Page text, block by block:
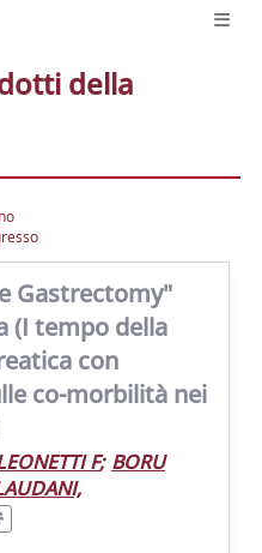
della
Gastrectomy"
(I tempo della
con
co-morbilità nei
F; BORU